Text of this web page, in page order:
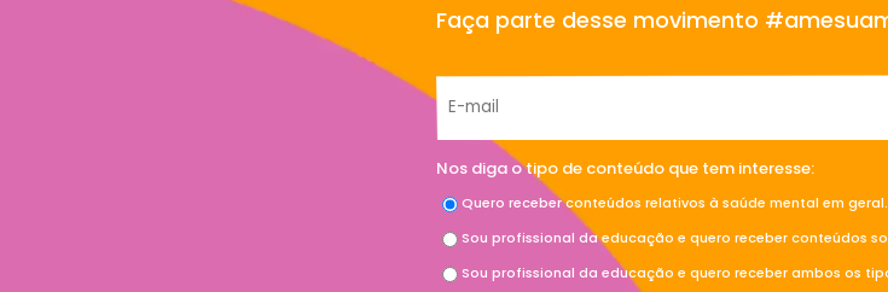
Faça parte desse movimento
Nos diga o tipo de conteúdo que tem interesse:
Quero receber conteúdos relativos à saúde mental em geral.
Sou profissional da educação e quero receber conteúdos
Sou profissional da educação e quero receber ambos os